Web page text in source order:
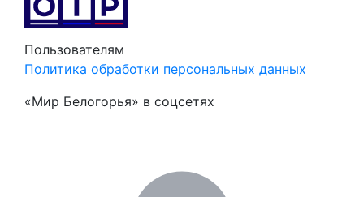
Пользователям
Политика обработки персональных данных
«Мир Белогорья» в соцсетях